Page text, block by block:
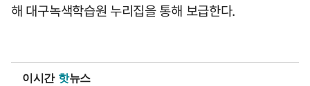
해 대구녹색학습원 누리집을 통해 보급한다.
이시간 핫뉴스